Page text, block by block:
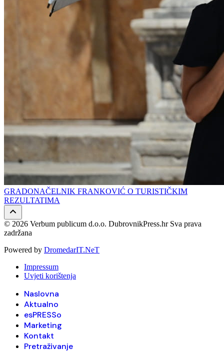
GRADONAČELNIK FRANKOVIĆ O TURISTIČKIM
REZULTATIMA
© 2026 Verbum publicum d.o.o. DubrovnikPress.hr Sva prava
zadržana
Powered by DromedarIT.NeT
Impressum
Uvjeti korištenja
Naslovna
Aktualno
esPRESSo
Marketing
Kontakt
Pretraživanje